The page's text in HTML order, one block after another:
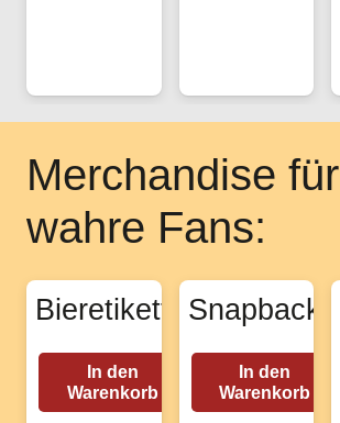
Merchandise für
wahre Fans:
Bieretiketten
In den
Warenkorb
Snapback
In den
Warenkorb